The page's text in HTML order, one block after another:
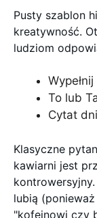
Pusty szablon
kreatywność.
ludziom
To lub
Cytat
Klasyczne
kawiarni jest
lubią
"kofeinowi czy